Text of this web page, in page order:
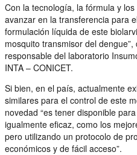
Con la tecnología, la fórmula y
avanzar en la transferencia para
formulación líquida de este
mosquito transmisor del
responsable del laboratorio
INTA – CONICET.
Si bien, en el país, actualmente
similares para el control de este
novedad “es tener disponible
igualmente eficaz, como los
pero utilizando un protocolo de
económicos y de fácil acceso”.